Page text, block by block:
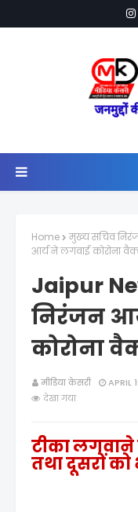
Home मुख्य सचिव
आर्य ने लगवाई कोरोना
Jaipur
निरंजन
कोरोना
मीडिया केसरी
APRIL
देखा गया
टीका
तथा दूसरों को